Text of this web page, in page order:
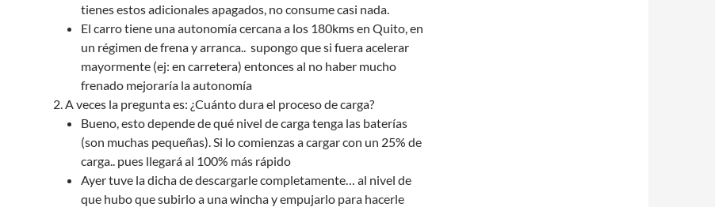
tienes estos adicionales apagados, no consume casi nada.
El carro tiene una autonomía cercana a los 180kms en Quito, en
un régimen de frena y arranca.. supongo que si fuera acelerar
mayormente (ej: en carretera) entonces al no haber mucho
frenado mejoraría la autonomía
A veces la pregunta es: ¿Cuánto dura el proceso de carga?
Bueno, esto depende de qué nivel de carga tenga las baterías
(son muchas pequeñas). Si lo comienzas a cargar con un 25% de
carga.. pues llegará al 100% más rápido
Ayer tuve la dicha de descargarle completamente… al nivel de
que hubo que subirlo a una wincha y empujarlo para hacerle